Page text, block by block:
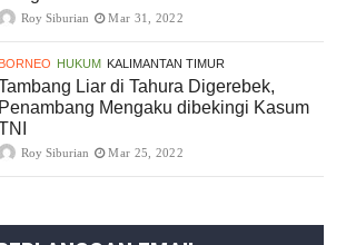
Roy Siburian Mar 31, 2022
BORNEO HUKUM KALIMANTAN TIMUR
Liar di Tahura Digerebek,
Penambang Mengaku dibekingi Kasum
Roy Siburian Mar 25, 2022